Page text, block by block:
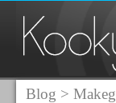
Blog >